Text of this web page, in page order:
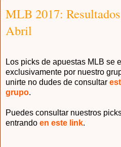
MLB 2017:
Abril
Los picks de apuestas MLB se
exclusivamente por nuestro
unirte no dudes de consultar
grupo.
Puedes consultar nuestros
entrando en este link.